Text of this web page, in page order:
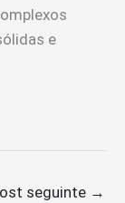
e
seguinte →